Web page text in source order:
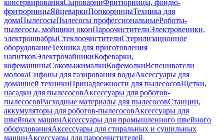
консервированияСыроварниФритюрницы, фондю-
фритюрницыЯйцеваркиПопкорницыТехника для
домаПылесосыПылесосы профессиональныеРоботы-
пылесосы, мойщики оконПароочистителиЭлектровеники,
электрошвабрыСтеклоочистителиСтерилизационное
оборудованиеТехника для приготовления
напитковЭлектрочайникиКофеварки,
кофемашиныСоковыжималкиКофемолкиВспениватели
молокаСифоны для газирования водыАксессуары для
домашней техникиПринадлежности для пылесосовЩетки,
насадки для пылесосовАксессуары для роботов-
пылесосовРасходные материалы для пылесосовСтанции,
аккумуляторы для роботов-пылесосовАксессуары для
швейных машинАксессуары для промышленного швейного
оборудованияАксессуары для стиральных и сушильных
машинАксессуары для пароочистителей,